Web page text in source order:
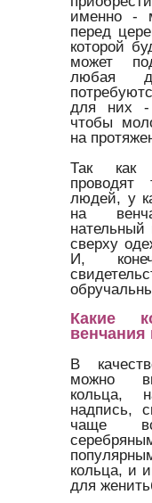
именно -
перед
которой
может
любая
для них -
чтобы
на
Так как
людей, у
на
нательный
сверху
И,
Какие
венчания
В
можно
кольца,
надпись,
чаще
кольца, и
для